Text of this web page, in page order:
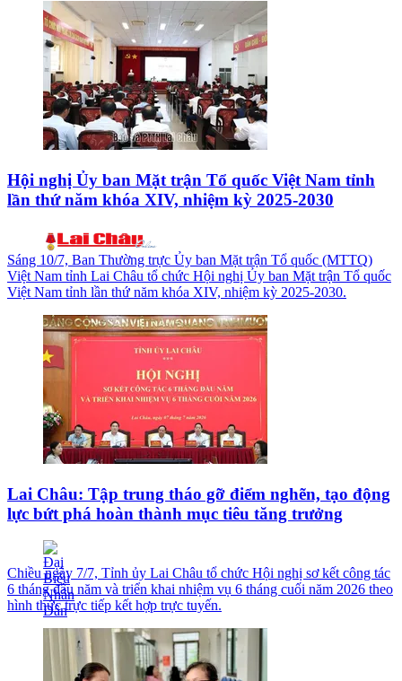
Hội nghị Ủy ban Mặt trận Tổ quốc Việt Nam tỉnh
lần thứ năm khóa XIV, nhiệm kỳ 2025-2030
Sáng 10/7, Ban Thường trực Ủy ban Mặt trận Tổ quốc (MTTQ)
Việt Nam tỉnh Lai Châu tổ chức Hội nghị Ủy ban Mặt trận Tổ quốc
Việt Nam tỉnh lần thứ năm khóa XIV, nhiệm kỳ 2025-2030.
Lai Châu: Tập trung tháo gỡ điểm nghẽn, tạo động
lực bứt phá hoàn thành mục tiêu tăng trưởng
Chiều ngày 7/7, Tỉnh ủy Lai Châu tổ chức Hội nghị sơ kết công tác
6 tháng đầu năm và triển khai nhiệm vụ 6 tháng cuối năm 2026 theo
hình thức trực tiếp kết hợp trực tuyến.